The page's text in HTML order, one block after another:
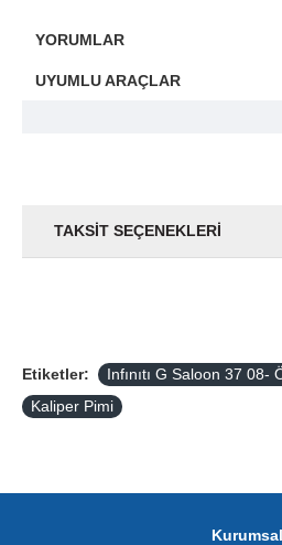
YORUMLAR
UYUMLU ARAÇLAR
TAKSIT SEÇENEKLERI
Etiketler:
Infınıtı G Saloon 37 08-
Kaliper Pimi
Kurumsal